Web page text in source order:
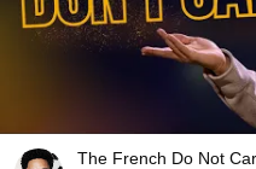
The French Do Not